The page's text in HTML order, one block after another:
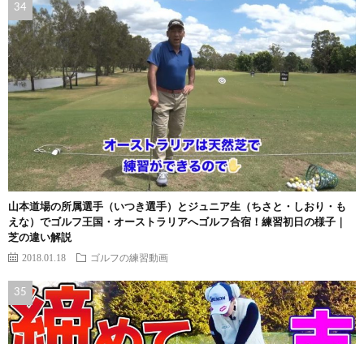
山本道場の所属選手（いつき選手）とジュニア生（ちさと・しおり・も
えな）でゴルフ王国・オーストラリアへゴルフ合宿！練習初日の様子｜
芝の違い解説
2018.01.18 ゴルフの練習動画